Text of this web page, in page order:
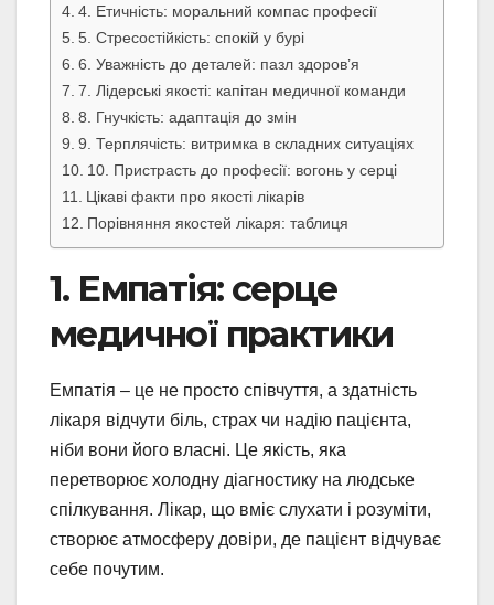
4. Етичність: моральний компас професії
5. Стресостійкість: спокій у бурі
6. Уважність до деталей: пазл здоров’я
7. Лідерські якості: капітан медичної команди
8. Гнучкість: адаптація до змін
9. Терплячість: витримка в складних ситуаціях
10. Пристрасть до професії: вогонь у серці
Цікаві факти про якості лікарів
Порівняння якостей лікаря: таблиця
1. Емпатія: серце
медичної практики
Емпатія – це не просто співчуття, а здатність
лікаря відчути біль, страх чи надію пацієнта,
ніби вони його власні. Це якість, яка
перетворює холодну діагностику на людське
спілкування. Лікар, що вміє слухати і розуміти,
створює атмосферу довіри, де пацієнт відчуває
себе почутим.